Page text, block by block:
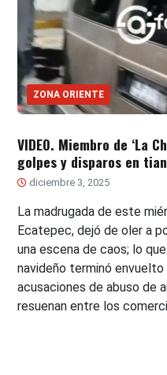
ZONA ORIENTE
VIDEO. Miembro de ‘La
golpes y disparos en
diciembre 3, 2025
La madrugada de este
Ecatepec, dejó de oler a
una escena de caos; lo
navideño terminó
acusaciones de abuso de
resuenan entre los